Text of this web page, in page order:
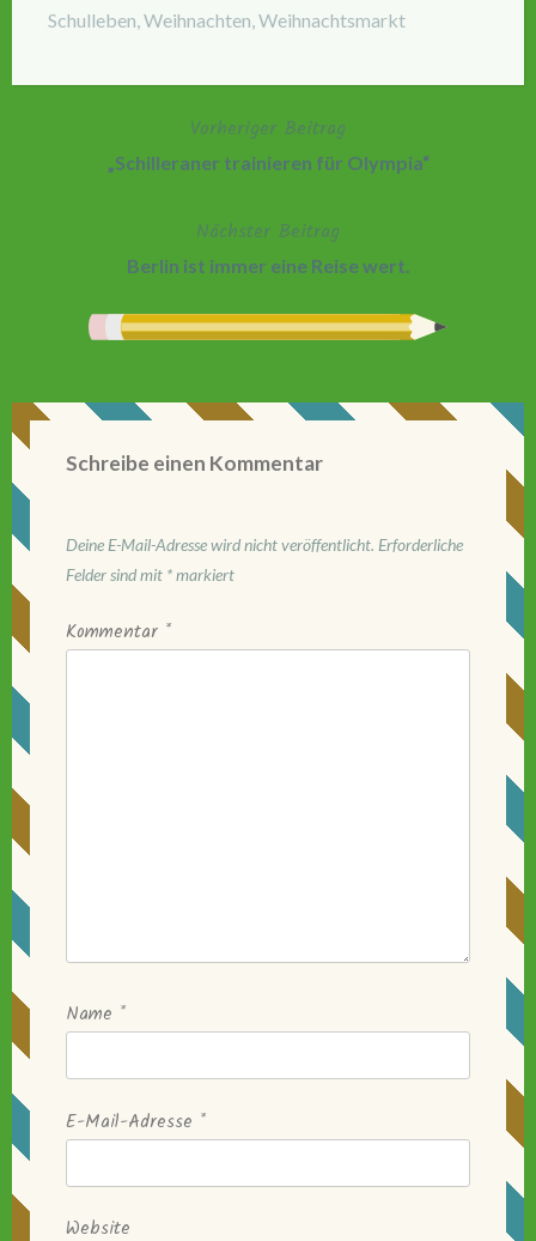
Schulleben,Weihnachten,Weihnachtsmarkt
BeitragsnavigationVorheriger Beitrag
„Schilleraner trainieren für Olympia“
Nächster Beitrag
Berlin ist immer eine Reise wert.
Schreibe einen Kommentar
Deine E-Mail-Adresse wird nicht veröffentlicht. Erforderliche
Felder sind mit *markiert
Kommentar *
Name *
E-Mail-Adresse *
Website